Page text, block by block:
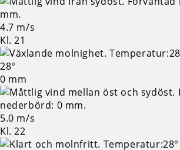
4.7 m/s
Kl. 21
28°
0 mm
5.0 m/s
Kl. 22